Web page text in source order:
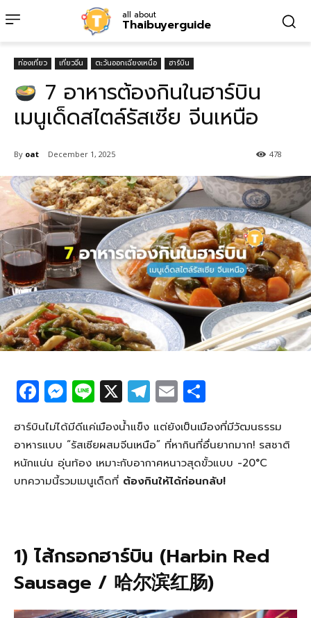
all about
Thaibuyerguide
ท่องเที่ยว เที่ยวจีน ตะวันออกเฉียงเหนือ ฮาร์บิน
7 อาหารต้องกินในฮาร์บิน
เมนูเด็ดสไตล์รัสเซีย จีนเหนือ
By oat December 1, 2025 478
F
a
c
e
b
k
M
e
ss
e
n
Li
n
e
X T
el
e
g
ra
E
m
ail
h
ar
e
ฮาร์บินไม่ได้มีดีแค่เมืองน้ำแข็ง แต่ยังเป็นเมืองที่มีวัฒนธรรม
อาหารแบบ “รัสเซียผสมจีนเหนือ” ที่หากินที่อื่นยากมาก! รสชาติ
หนักแน่น อุ่นท้อง เหมาะกับอากาศหนาวสุดขั้วแบบ -20°C
บทความนี้รวมเมนูเด็ดที่ ต้องกินให้ได้ก่อนกลับ!
1) ไส้กรอกฮาร์บิน (Harbin Red
Sausage / 哈尔滨红肠)